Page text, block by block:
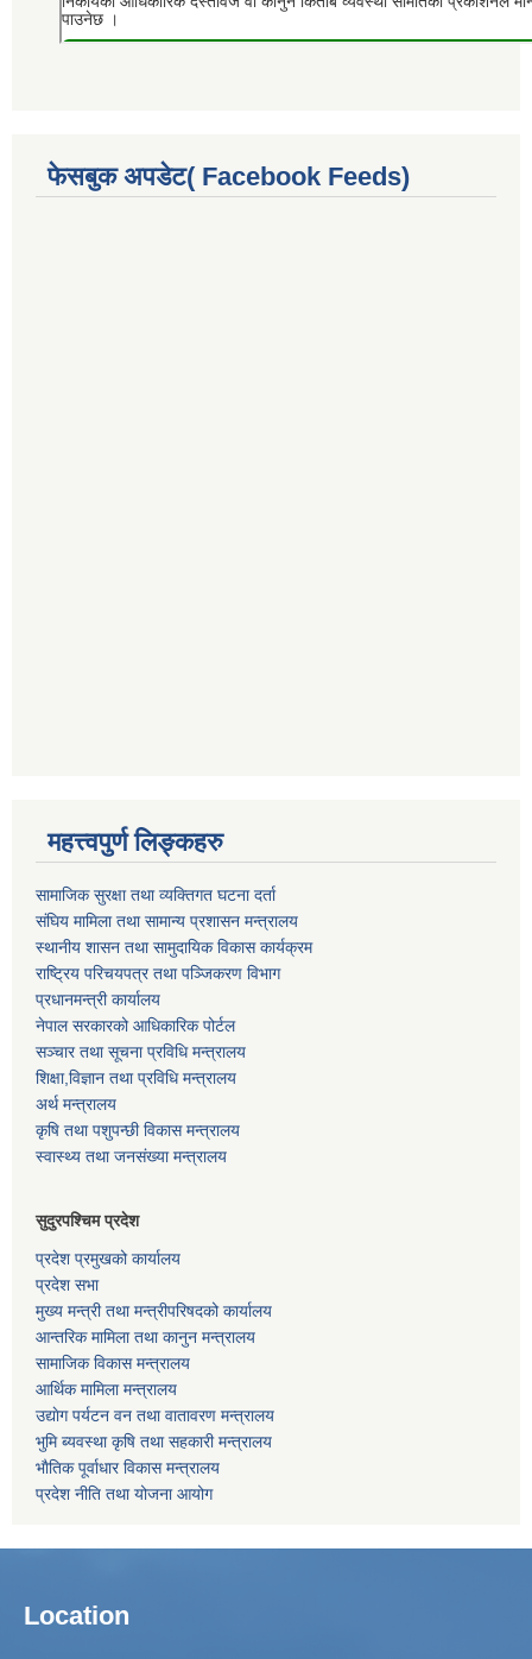
फेसबुक अपडेट( Facebook Feeds)
महत्त्वपुर्ण लिङ्कहरु
सामाजिक सुरक्षा तथा व्यक्तिगत घटना दर्ता
संघिय मामिला तथा सामान्य प्रशासन मन्त्रालय
स्थानीय शासन तथा सामुदायिक विकास कार्यक्रम
राष्ट्रिय परिचयपत्र तथा पञ्जिकरण विभाग
प्रधानमन्त्री कार्यालय
नेपाल सरकारको आधिकारिक पोर्टल
सञ्‍चार तथा सूचना प्रविधि मन्त्रालय
शिक्षा,विज्ञान तथा प्रविधि मन्त्रालय
अर्थ मन्त्रालय
कृषि तथा पशुपन्छी विकास मन्त्रालय
स्वास्थ्य तथा जनसंख्या मन्त्रालय
सुदुरपश्चिम प्रदेश
प्रदेश प्रमुखको कार्यालय
प्रदेश सभा
मुख्य मन्त्री तथा मन्त्रीपरिषदको कार्यालय
आन्तरिक मामिला तथा कानुन मन्त्रालय
सामाजिक विकास मन्त्रालय
आर्थिक मामिला मन्त्रालय
उद्याेग पर्यटन वन तथा वातावरण मन्त्रालय
भुमि ब्यवस्था कृषि तथा सहकारी मन्त्रालय
भाैतिक पूर्वाधार विकास मन्त्रालय
प्रदेश नीति तथा योजना आयोग
Location